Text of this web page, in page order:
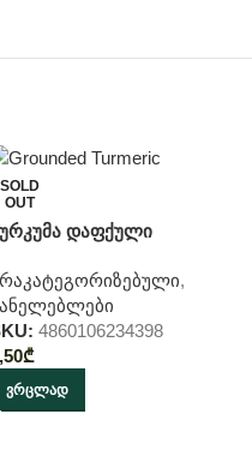
SOLD
OUT
დაფქული
,
4860106234398
₾
ᲕᲠᲪᲚᲐᲓ